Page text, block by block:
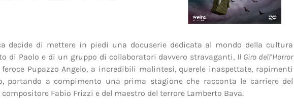
decide di mettere in piedi una docuserie dedicata al mondo della cultura
di Paolo e di un gruppo di collaboratori davvero stravaganti, Il Giro dell’Horror
Pupazzo Angelo, a incredibili malintesi, querele inaspettate, rapimenti
portando a compimento una prima stagione che racconta le carriere del
Fabio Frizzi e del maestro del terrore Lamberto Bava.